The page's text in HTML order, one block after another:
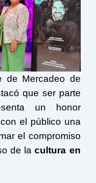
de Mercadeo de
que ser parte
un honor
el público una
el compromiso
de lacultura en